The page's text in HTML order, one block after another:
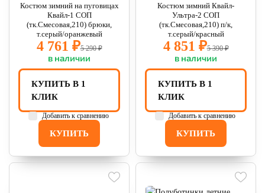
Костюм зимний на пуговицах
Квайл-1 СОП
(тк.Смесовая,210) брюки,
т.серый/оранжевый
4 761 ₽5 290 ₽
в наличии
КУПИТЬ
КУПИТЬ В 1
КЛИК
Добавить к сравнению
Костюм зимний Квайл-
Ультра-2 СОП
(тк.Смесовая,210) п/к,
т.серый/красный
4 851 ₽5 390 ₽
в наличии
КУПИТЬ
КУПИТЬ В 1
КЛИК
Добавить к сравнению